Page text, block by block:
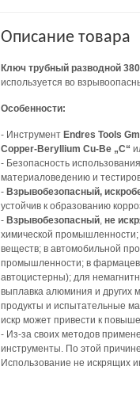
Описание товара
Ключ трубный разводной
используется во
Особенности:
- Инструмент Endres Tools
Copper-Beryllium Cu-Be „C“
- Безопасность
материаловедению и
- Взрывобезопасный,
устойчив к образованию
- Взрывобезопасный, не
химической промышленности;
веществ; в автомобильной
промышленности; в
автоцистерны); для
выплавка алюминия и других
продукты и испытательные
искр может привести к
- Из-за своих методов
инструменты. По этой
Использование не искрящих